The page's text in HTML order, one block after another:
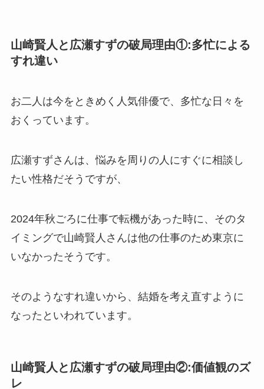
山崎賢人と広瀬すずの破局理由①:多忙による
すれ違い
お二人は今をときめく人気俳優で、多忙な日々を
おくっています。
広瀬すずさんは、悩みを周りの人にすぐに相談し
たい性格だそうですが、
2024年秋ごろに仕事で転機があった時に、そのタ
イミングで山崎賢人さんは他の仕事のため東京に
いなかったそうです。
そのようなすれ違いから、結婚を考え直すように
なったといわれています。
山崎賢人と広瀬すずの破局理由②:価値観のズ
レ